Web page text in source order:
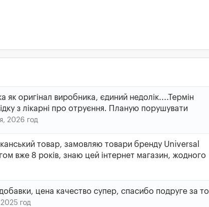
як оригінал виробника, єдиний недолік....Термін
з лікарні про отруєння. Планую порушувати
2026 год
товар, замовляю товари бренду Universal
вже 8 років, знаю цей інтернет магазин, жодного
цена качество супер, спасибо подруге за то
год